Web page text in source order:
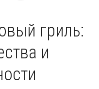
гриль:
и